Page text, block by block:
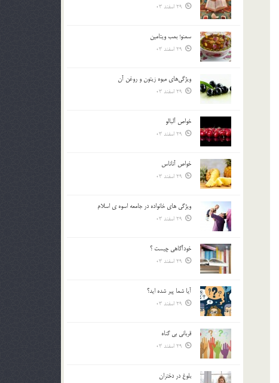
29 اسفند 03
سمنو؛ بمب ويتامين
29 اسفند 03
ويژگي‌هاي ميوه زيتون و روغن آن
29 اسفند 03
خواص آلبالو
29 اسفند 03
خواص آناناس
29 اسفند 03
ويژگي هاي خانواده در جامعه اسوه ي اسلام
29 اسفند 03
خودآگاهى چيست ؟
29 اسفند 03
آیا شما پیر شده اید؟
29 اسفند 03
قرباني بي گناه
29 اسفند 03
بلوغ در دختران